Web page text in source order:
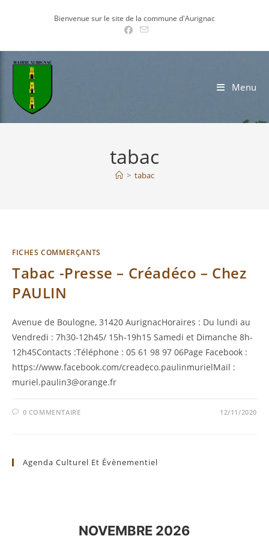
Bienvenue sur le site de la commune d'Aurignac
Menu
tabac
> tabac
FICHES COMMERÇANTS
Tabac -Presse – Créadéco – Chez
PAULIN
Avenue de Boulogne, 31420 AurignacHoraires : Du lundi au
Vendredi : 7h30-12h45/ 15h-19h15 Samedi et Dimanche 8h-
12h45Contacts :Téléphone : 05 61 98 97 06Page Facebook :
https://www.facebook.com/creadeco.paulinmurielMail :
muriel.paulin3@orange.fr
0 COMMENTAIRE 12/11/2020
Agenda Culturel Et Évènementiel
NOVEMBRE 2026